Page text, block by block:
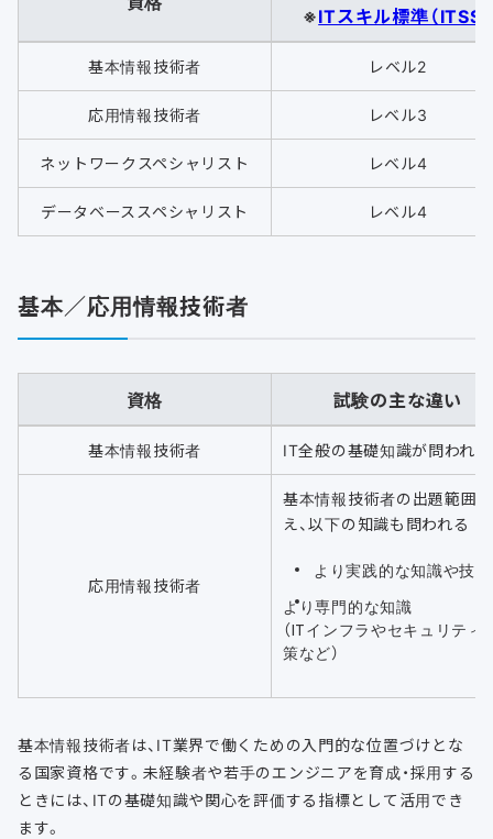
※ITスキル標準（ITSS）
基本情報技術者 レベル2
応用情報技術者 レベル3
ネットワークスペシャリスト レベル4
データベーススペシャリスト レベル4
基本／応用情報技術者
資格 試験の主な違い
基本情報技術者 IT全般の基礎知識が問われる
応用情報技術者
基本情報技術者の出題範囲
え、以下の知識も問われる
より実践的な知識や技
より専門的な知識
（ITインフラやセキュリティ
策など）
基本情報技術者は、IT業界で働くための入門的な位置づけとな
る国家資格です。未経験者や若手のエンジニアを育成・採用する
ときには、ITの基礎知識や関心を評価する指標として活用でき
ます。